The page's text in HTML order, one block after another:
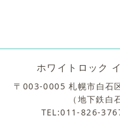
ホワイトロック
〒003-0005 札幌市白石
（地下鉄白
TEL:011-826-